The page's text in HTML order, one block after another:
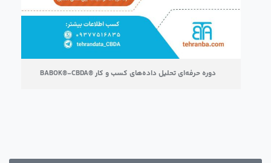
دوره حرفه‌ای تحلیل داده‌های کسب و کار ®BABOK®-CBDA